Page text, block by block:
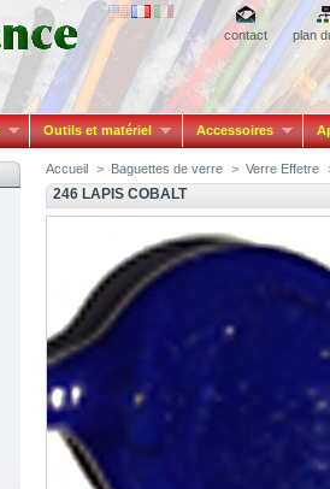
contact plan
Outils et matériel Accessoires
Accueil > Baguettes de verre > Verre Effetre
246 LAPIS COBALT